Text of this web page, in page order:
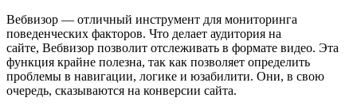
Вебвизор — отличный инструмент для мониторинга
поведенческих факторов. Что делает аудитория на
сайте, Вебвизор позволит отслеживать в формате видео. Эта
функция крайне полезна, так как позволяет определить
проблемы в навигации, логике и юзабилити. Они, в свою
очередь, сказываются на конверсии сайта.